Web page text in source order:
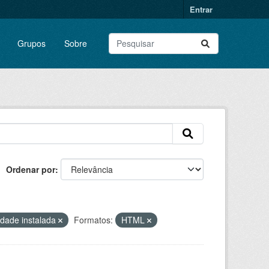
Entrar
Grupos Sobre
Ordenar por
instalada Formatos: HTML